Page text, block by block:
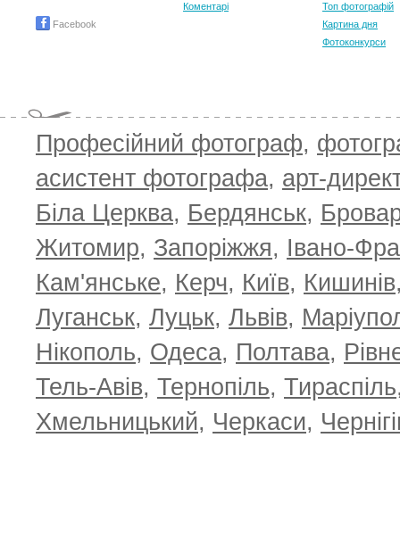
Facebook
Коментарі
Топ фотографій
Картина дня
Фотоконкурси
Професійний фотограф,
асистент фотографа, арт-
Біла Церква, Бердянськ,
Житомир, Запоріжжя, Івано-
Кам'янське, Керч, Київ, Кишинів
Луганськ, Луцьк, Львів,
Нікополь, Одеса, Полтава,
Тель-Авів, Тернопіль, Тираспіль
Хмельницький, Черкаси,